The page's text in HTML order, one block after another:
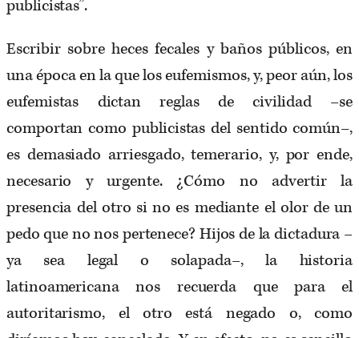
publicistas”.
Escribir sobre heces fecales y baños públicos, en
una época en la que los eufemismos, y, peor aún, los
eufemistas dictan reglas de civilidad –se
comportan como publicistas del sentido común–,
es demasiado arriesgado, temerario, y, por ende,
necesario y urgente. ¿Cómo no advertir la
presencia del otro si no es mediante el olor de un
pedo que no nos pertenece? Hijos de la dictadura –
ya sea legal o solapada–, la historia
latinoamericana nos recuerda que para el
autoritarismo, el otro está negado o, como